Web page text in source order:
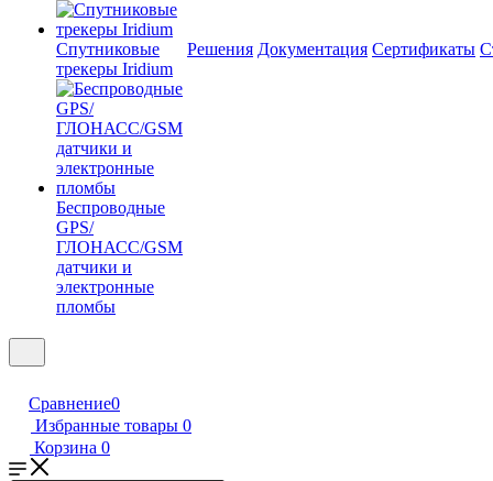
Спутниковые
трекеры Iridium
Беспроводные
GPS/
ГЛОНАСС/GSM
датчики и
электронные
пломбы
Решения Документация Сертификаты
Сравнение0
Избранные товары 0
Корзина 0